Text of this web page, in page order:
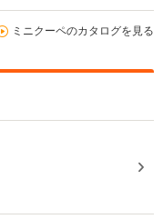
ミニクーペのカタログを見る